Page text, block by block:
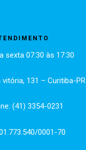
sexta 07:30 às 17:30
vitória, 131 – Curitiba-PR
(41) 3354-0231
0001-70